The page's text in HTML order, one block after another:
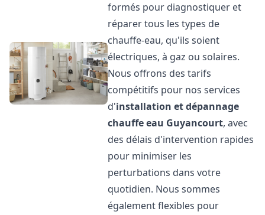
formés pour diagnostiquer et
réparer tous les types de
chauffe-eau, qu'ils soient
électriques, à gaz ou solaires.
Nous offrons des tarifs
compétitifs pour nos services
d'installation et dépannage
chauffe eau Guyancourt, avec
des délais d'intervention rapides
pour minimiser les
perturbations dans votre
quotidien. Nous sommes
également flexibles pour